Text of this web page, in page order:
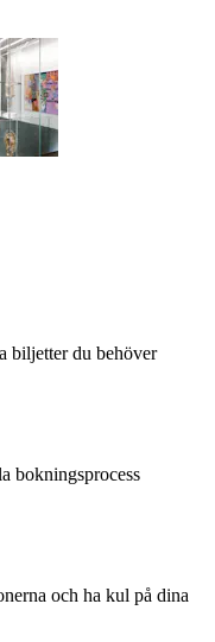
biljetter du behöver
bokningsprocess
och ha kul på dina